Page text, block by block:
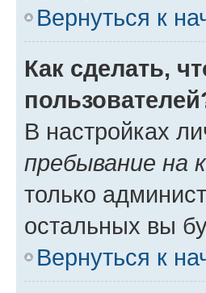
Вернуться к
Как сделать,
В настройках
пребывание на
только
остальных вы
Вернуться к